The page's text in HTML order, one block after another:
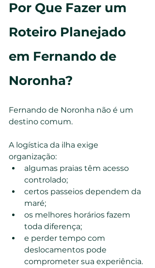
Por Que Fazer um
Roteiro Planejado
em Fernando de
Noronha?
Fernando de Noronha não é um
destino comum.
A logística da ilha exige
organização:
algumas praias têm acesso
controlado;
certos passeios dependem da
maré;
os melhores horários fazem
toda diferença;
e perder tempo com
deslocamentos pode
comprometer sua experiência.